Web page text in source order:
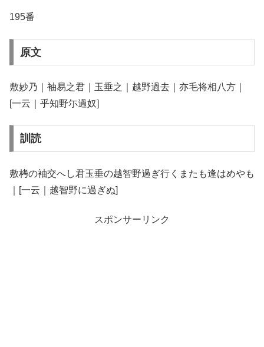
195番
原文
敷妙乃｜袖易之君｜玉垂之｜越野過去｜亦毛将相八方｜
[一云｜乎知野尓過奴]
訓読
敷栲の袖交へし君玉垂の越智野過ぎ行くまたも逢はめやも
｜[一云｜越智野に過ぎぬ]
スポンサーリンク